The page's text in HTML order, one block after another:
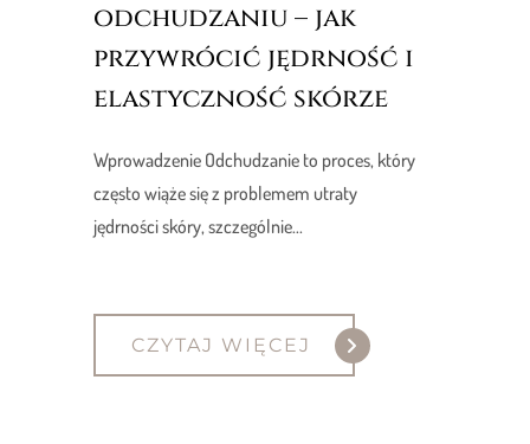
odchudzaniu – jak
przywrócić jędrność i
elastyczność skórze
Wprowadzenie Odchudzanie to proces, który
często wiąże się z problemem utraty
jędrności skóry, szczególnie...
CZYTAJ WIĘCEJ